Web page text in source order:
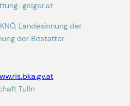
geiger.at
Landesinnung der
der Bestatter
Tulln